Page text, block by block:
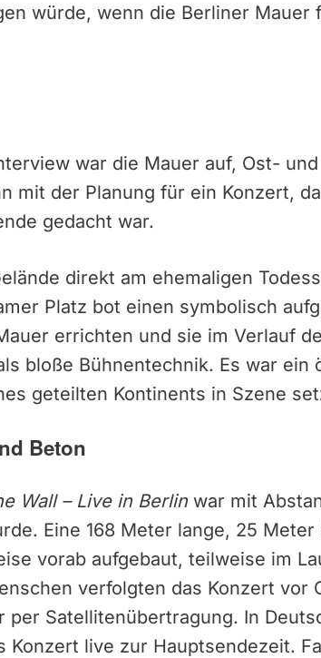
würde, wenn die Berliner Mauer
war die Mauer auf, Ost-
mit der Planung für ein Konzert,
gedacht war.
direkt am ehemaligen
Platz bot einen symbolisch
errichten und sie im Verlauf
bloße Bühnentechnik. Es war ein
geteilten Kontinents in Szene
Beton
Wall – Live in Berlinwar mit
Eine 168 Meter lange, 25 Meter
vorab aufgebaut, teilweise im
verfolgten das Konzert vor
per Satellitenübertragung. In
Konzert live zur Hauptsendezeit.